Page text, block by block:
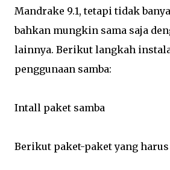
Mandrake 9.1, tetapi tidak
bahkan mungkin sama saja
lainnya. Berikut langkah
penggunaan samba:
Intall paket samba
Berikut paket-paket yang